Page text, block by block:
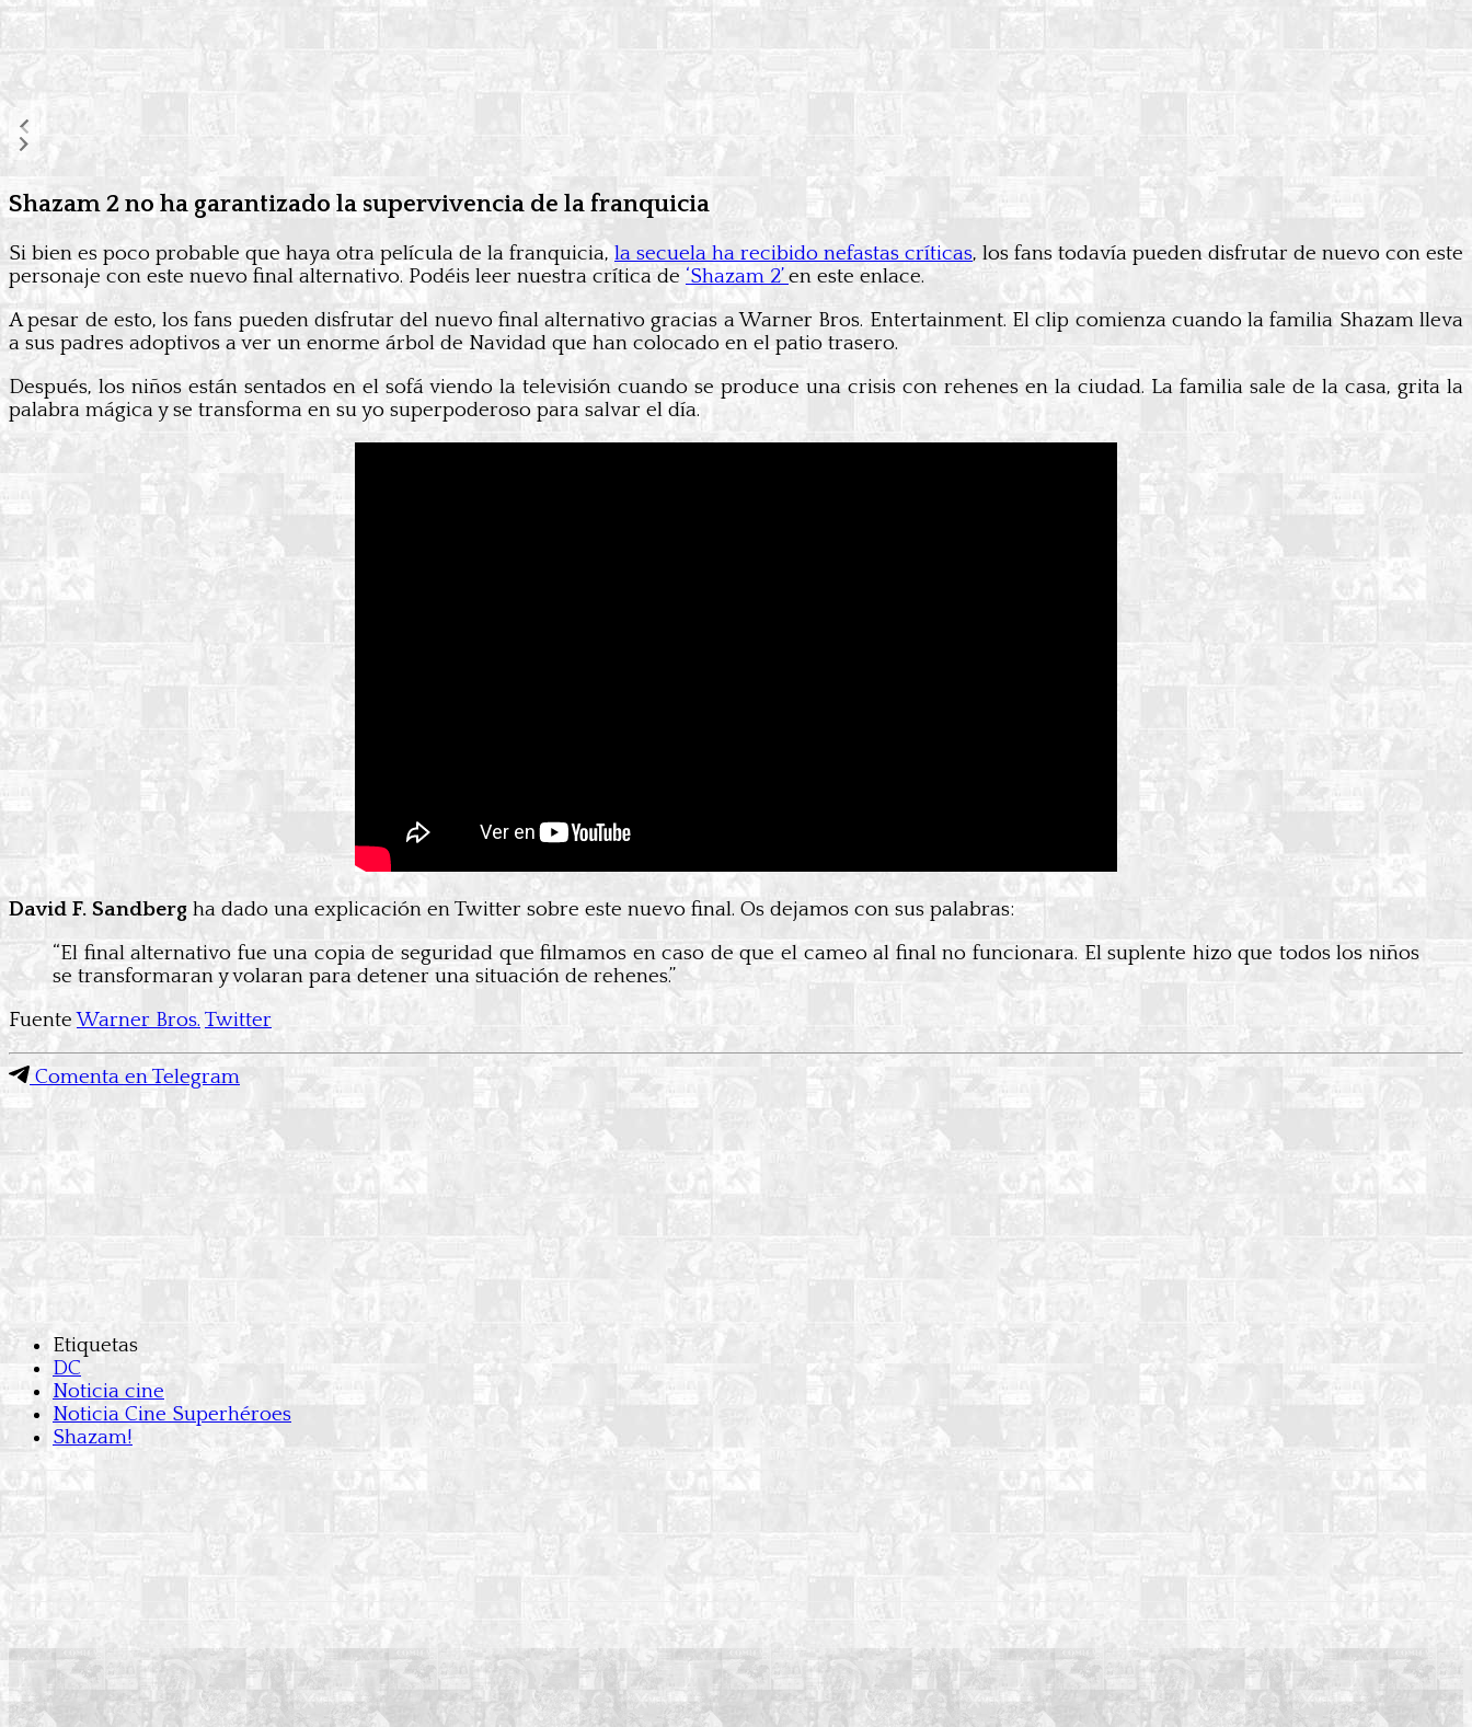
Shazam 2 no ha garantizado la supervivencia de la franquicia
Si bien es poco probable que haya otra película de la franquicia,la secuela ha recibido nefastas críticas, los fans todavía pueden disfrutar de nuevo con este
personaje con este nuevo final alternativo. Podéis leer nuestra crítica de ‘Shazam 2’en este enlace.
A pesar de esto, los fans pueden disfrutar del nuevo final alternativo gracias a Warner Bros. Entertainment. El clip comienza cuando la familia Shazam lleva
a sus padres adoptivos a ver un enorme árbol de Navidad que han colocado en el patio trasero.
Después, los niños están sentados en el sofá viendo la televisión cuando se produce una crisis con rehenes en la ciudad. La familia sale de la casa, grita la
palabra mágica y se transforma en su yo superpoderoso para salvar el día.
David F. Sandberg ha dado una explicación en Twitter sobre este nuevo final. Os dejamos con sus palabras:
“El final alternativo fue una copia de seguridad que filmamos en caso de que el cameo al final no funcionara. El suplente hizo que todos los niños
se transformaran y volaran para detener una situación de rehenes.”
FuenteWarner Bros. Twitter
Comenta en Telegram
Etiquetas
DC
Noticia cine
Noticia Cine Superhéroes
Shazam!